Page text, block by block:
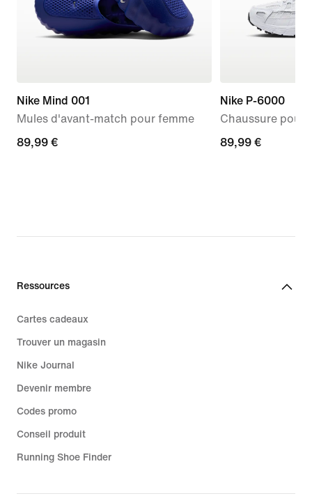
Nike Mind 001
Mules d'avant-match pour femme
89,99 €
89,99 €
Nike P-6000
Chaussure pour
89,99 €
89,99 €
Ressources
Cartes cadeaux
Trouver un magasin
Nike Journal
Devenir membre
Codes promo
Conseil produit
Running Shoe Finder